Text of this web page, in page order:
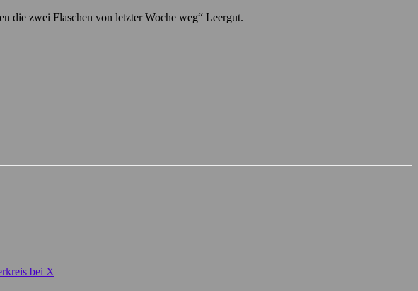
die zwei Flaschen von letzter Woche weg“ Leergut.